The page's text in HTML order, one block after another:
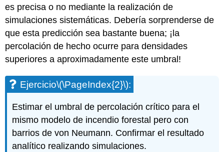
es precisa o no mediante la realización de
simulaciones sistemáticas. Debería sorprenderse de
que esta predicción sea bastante buena; ¡la
percolación de hecho ocurre para densidades
superiores a aproximadamente este umbral!
Ejercicio\(\PageIndex{2}\):
Estimar el umbral de percolación crítico para el
mismo modelo de incendio forestal pero con
barrios de von Neumann. Confirmar el resultado
analítico realizando simulaciones.